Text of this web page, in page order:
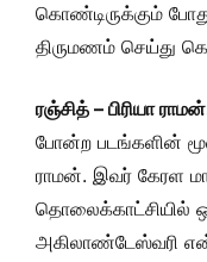
கொண்டிருக்கும்
திருமணம் செய்து
ரஞ்சித் – பிரியா
போன்ற படங்களின்
ராமன். இவர் கேரள
தொலைக்காட்சியில்
அகிலாண்டேஸ்வரி